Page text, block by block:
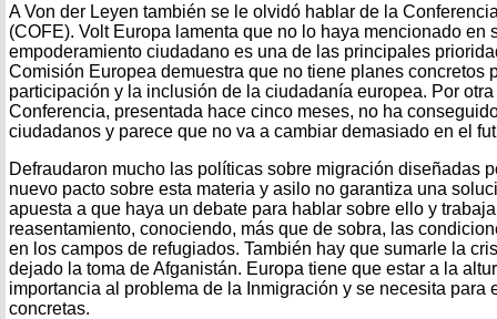
A Von der Leyen también se le olvidó hablar de la
(COFE). Volt Europa lamenta que no lo haya mencionado en
empoderamiento ciudadano es una de las principales
Comisión Europea demuestra que no tiene planes concretos
participación y la inclusión de la ciudadanía europea. Por
Conferencia, presentada hace cinco meses, no ha
ciudadanos y parece que no va a cambiar demasiado en el
Defraudaron mucho las políticas sobre migración diseñadas
nuevo pacto sobre esta materia y asilo no garantiza una
apuesta a que haya un debate para hablar sobre ello y
reasentamiento, conociendo, más que de sobra, las
en los campos de refugiados. También hay que sumarle la
dejado la toma de Afganistán. Europa tiene que estar a la
importancia al problema de la Inmigración y se necesita para
concretas.